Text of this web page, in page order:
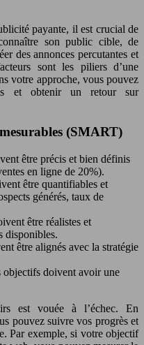
payante, il est crucial de
son public cible, de
des annonces percutantes et
sont les piliers d’une
votre approche, vous pouvez
et obtenir un retour sur
(SMART)
être précis et bien définis
en ligne de 20%).
être quantifiables et
générés, taux de
être réalistes et
disponibles.
être alignés avec la stratégie
objectifs doivent avoir une
est vouée à l’échec. En
pouvez suivre vos progrès et
Par exemple, si votre objectif